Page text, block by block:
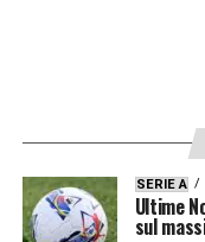
vittoria di Lens
anche se
momento non
SERIE A
Ultime
sul